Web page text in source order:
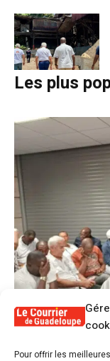
Pour offrir les
Les plus